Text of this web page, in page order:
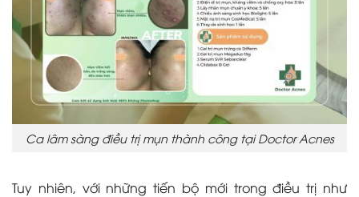
Ca lâm sàng điều trị mụn thành công tại Doctor Acnes
Tuy nhiên, với những tiến bộ mới trong điều trị như